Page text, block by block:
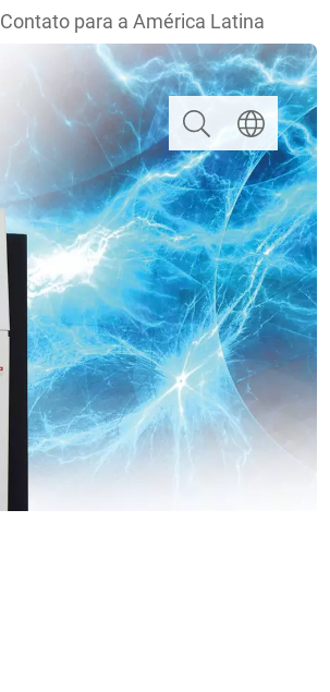
Contato para a América Latina
PesquisarEscolha um